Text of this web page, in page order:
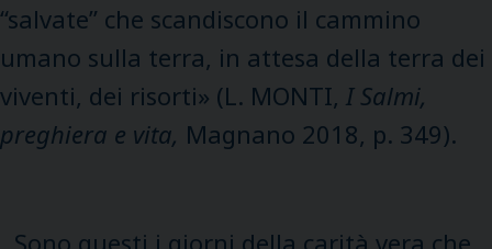
“salvate” che scandiscono il cammino
umano sulla terra, in attesa della terra dei
viventi, dei risorti» (L. MONTI, I Salmi,
preghiera e vita, Magnano 2018, p. 349).
Sono questi i giorni della carità vera che,